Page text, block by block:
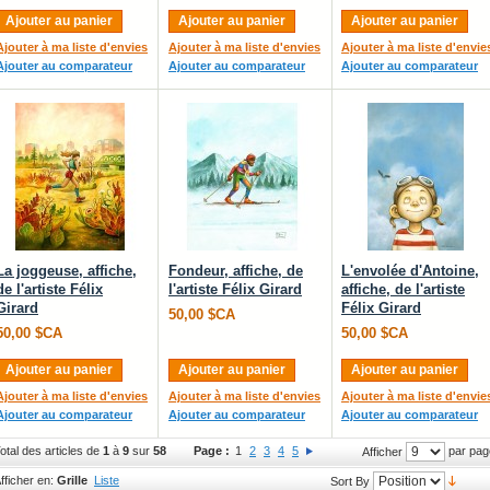
Ajouter au panier
à ma liste d'envies
au comparateur
Ajouter au panier
Ajouter à ma liste d'envies
Ajouter au comparateur
Ajouter au panier
Ajouter à ma liste
Ajouter au comparateur
joggeuse, affiche,
l'artiste Félix
$CA
Ajouter au panier
à ma liste d'envies
au comparateur
Fondeur, affiche, de
l'artiste Félix Girard
50,00 $CA
Ajouter au panier
Ajouter à ma liste d'envies
Ajouter au comparateur
L'envolée d'Antoine,
affiche, de l'artiste
Félix Girard
50,00 $CA
Ajouter au panier
Ajouter à ma liste
Ajouter au comparateur
des articles de 1 à 9 sur 58 Afficher par
Page : 1 2 3 4 5
en: Grille Liste Sort By